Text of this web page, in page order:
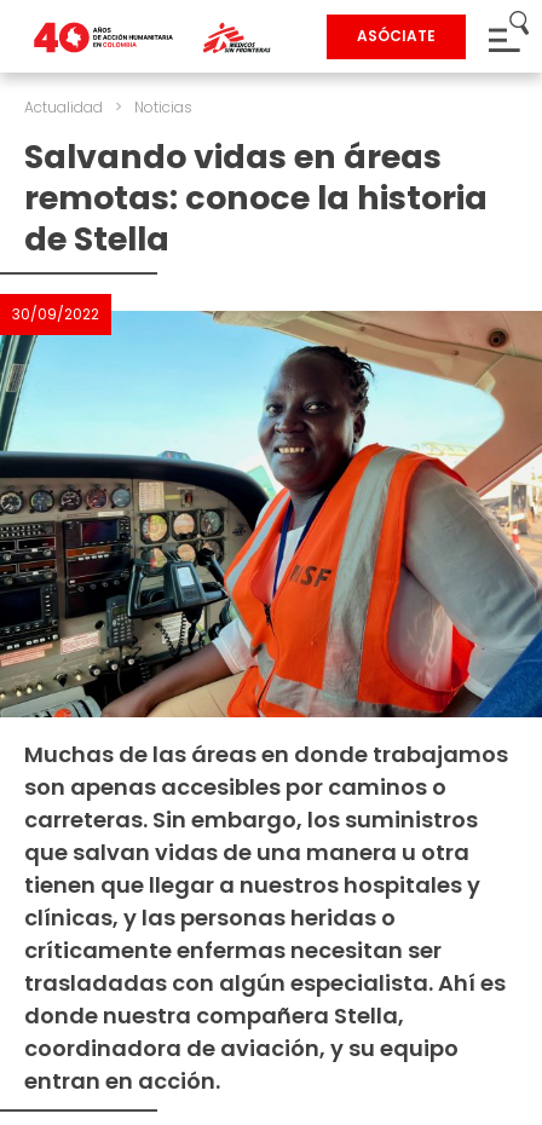
ASÓCIATE
Actualidad > Noticias
Salvando vidas en áreas
remotas: conoce la historia
de Stella
30/09/2022
Muchas de las áreas en donde trabajamos
son apenas accesibles por caminos o
carreteras. Sin embargo, los suministros
que salvan vidas de una manera u otra
tienen que llegar a nuestros hospitales y
clínicas, y las personas heridas o
críticamente enfermas necesitan ser
trasladadas con algún especialista. Ahí es
donde nuestra compañera Stella,
coordinadora de aviación, y su equipo
entran en acción.